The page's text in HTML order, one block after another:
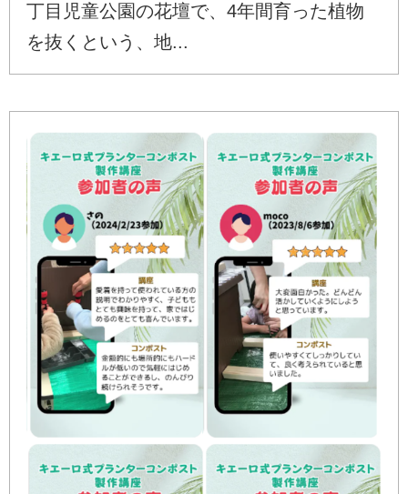
丁目児童公園の花壇で、4年間育った植物
を抜くという、地...